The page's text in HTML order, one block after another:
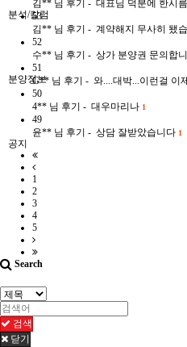
분석/칼럼
분양정보
공지
김** 님 후기 - 대표님 덕분에 한시
53
김** 님 후기 - 계약해지 무사히 됐
52
수** 님 후기 - 상가 분양권 문의합
51
G** 님 후기 - 와....대박...이런걸 이
50
4** 님 후기 - 대우마리나 1
49
윤** 님 후기 - 상담 잘받았습니다 1
1
2
3
4
5
Search
검색
닫기